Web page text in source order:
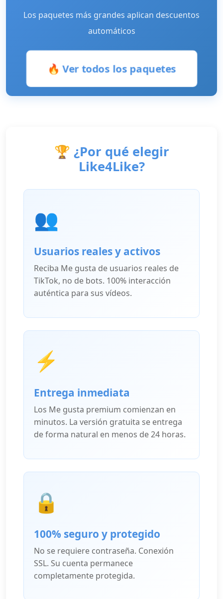
Los paquetes más grandes aplican descuentos
automáticos
🔥 Ver todos los paquetes
🏆 ¿Por qué elegir
Like4Like?
👥
Usuarios reales y activos
Reciba Me gusta de usuarios reales de
TikTok, no de bots. 100% interacción
auténtica para sus vídeos.
⚡
Entrega inmediata
Los Me gusta premium comienzan en
minutos. La versión gratuita se entrega
de forma natural en menos de 24 horas.
🔒
100% seguro y protegido
No se requiere contraseña. Conexión
SSL. Su cuenta permanece
completamente protegida.